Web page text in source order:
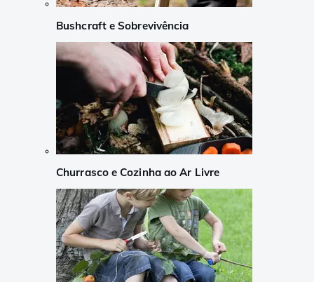
Bushcraft e Sobrevivência
Churrasco e Cozinha ao Ar Livre